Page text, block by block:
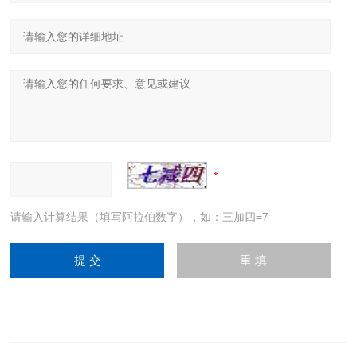
请输入计算结果（填写阿拉伯数字），如：三加四=7